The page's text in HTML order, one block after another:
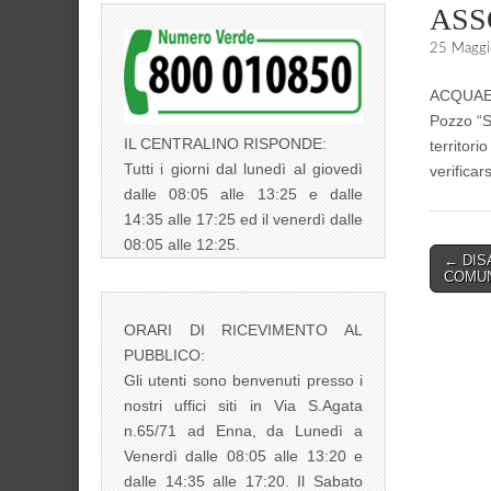
25
Pozzo
Post
←
IL CENTRALINO RISPONDE:
Tutti i giorni dal lunedì al giovedì
dalle 08:05 alle 13:25 e dalle
14:35 alle 17:25 ed il venerdì dalle
08:05 alle 12:25.
ORARI DI RICEVIMENTO AL
PUBBLICO:
Gli utenti sono benvenuti presso i
nostri uffici siti in Via S.Agata
n.65/71 ad Enna, da Lunedì a
Venerdì dalle 08:05 alle 13:20 e
dalle 14:35 alle 17:20. Il Sabato